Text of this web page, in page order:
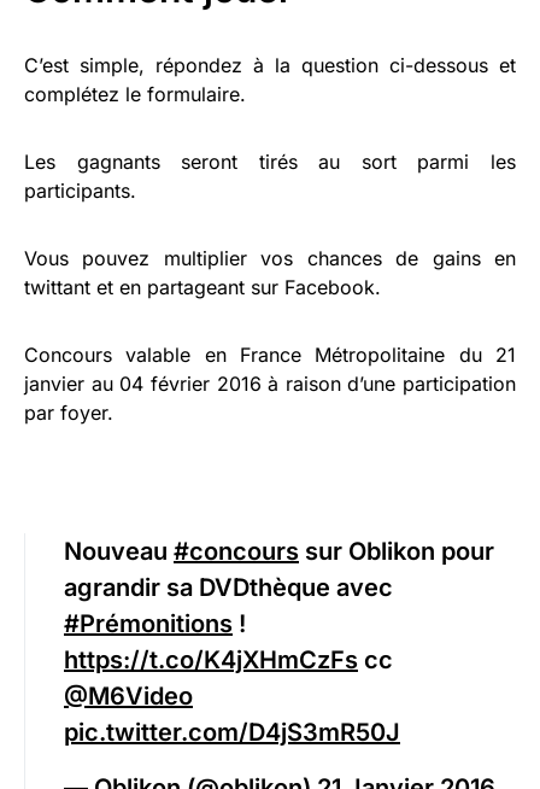
C’est simple, répondez à la question ci-dessous et
complétez le formulaire.
Les gagnants seront tirés au sort parmi les
participants.
Vous pouvez multiplier vos chances de gains en
twittant et en partageant sur Facebook.
Concours valable en France Métropolitaine du 21
janvier au 04 février 2016 à raison d’une participation
par foyer.
Nouveau #concours sur Oblikon pour
agrandir sa DVDthèque avec
#Prémonitions !
https://t.co/K4jXHmCzFs cc
@M6Video
pic.twitter.com/D4jS3mR50J